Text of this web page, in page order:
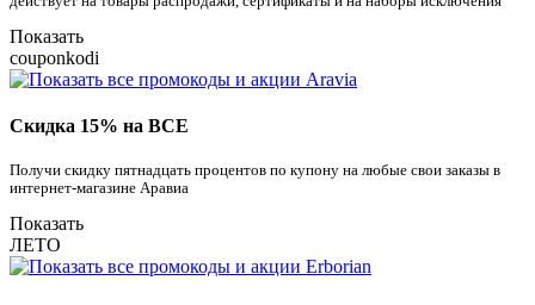
Показать
couponkodi
Скидка 15% на ВСЕ
Получи скидку пятнадцать процентов по купону на любые свои заказы в
интернет-магазине Аравиа
Показать
ЛЕТО